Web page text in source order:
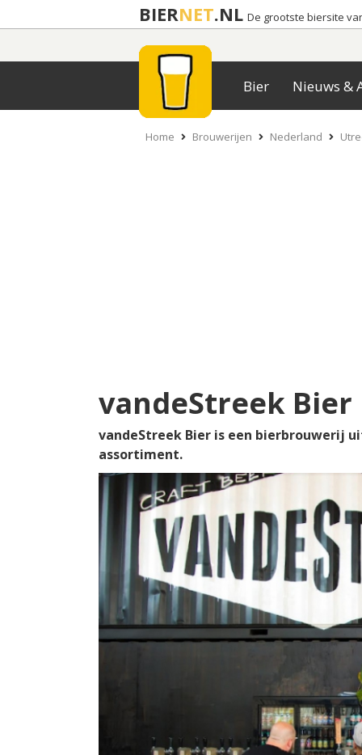
BIERNET.NL De grootste biersite
Bier Nieuws &
Home Brouwerijen Nederland
vandeStreek Bier
vandeStreek Bier is een bierbrouwerij
assortiment.